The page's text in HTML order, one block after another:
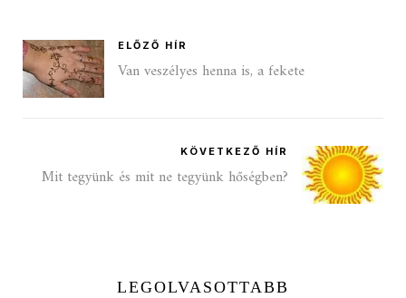
ELŐZŐ HÍR
Van veszélyes henna is, a fekete
KÖVETKEZŐ HÍR
Mit tegyünk és mit ne tegyünk hőségben?
LEGOLVASOTTABB